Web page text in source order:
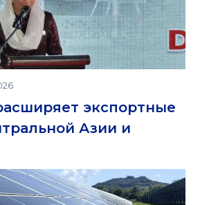
экспортные
Азии и